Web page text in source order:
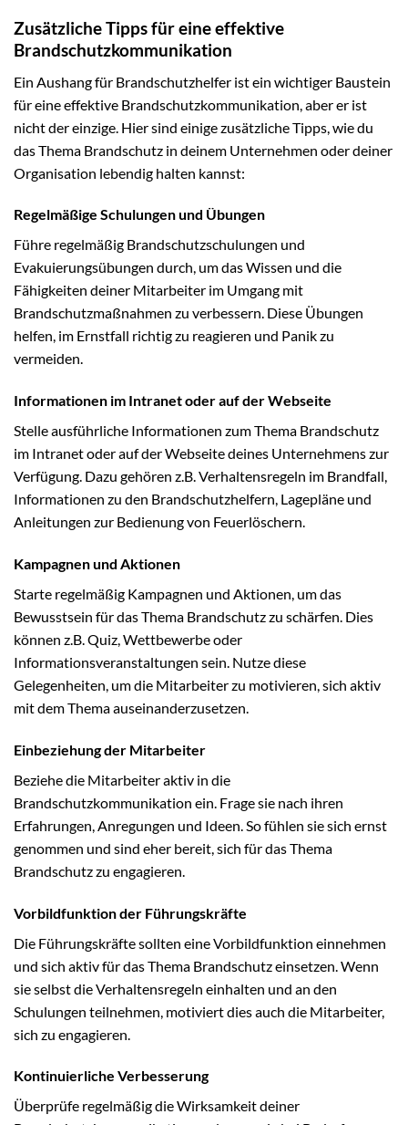
Zusätzliche Tipps für eine effektive
Brandschutzkommunikation
Ein Aushang für Brandschutzhelfer ist ein wichtiger Baustein
für eine effektive Brandschutzkommunikation, aber er ist
nicht der einzige. Hier sind einige zusätzliche Tipps, wie du
das Thema Brandschutz in deinem Unternehmen oder deiner
Organisation lebendig halten kannst:
Regelmäßige Schulungen und Übungen
Führe regelmäßig Brandschutzschulungen und
Evakuierungsübungen durch, um das Wissen und die
Fähigkeiten deiner Mitarbeiter im Umgang mit
Brandschutzmaßnahmen zu verbessern. Diese Übungen
helfen, im Ernstfall richtig zu reagieren und Panik zu
vermeiden.
Informationen im Intranet oder auf der Webseite
Stelle ausführliche Informationen zum Thema Brandschutz
im Intranet oder auf der Webseite deines Unternehmens zur
Verfügung. Dazu gehören z.B. Verhaltensregeln im Brandfall,
Informationen zu den Brandschutzhelfern, Lagepläne und
Anleitungen zur Bedienung von Feuerlöschern.
Kampagnen und Aktionen
Starte regelmäßig Kampagnen und Aktionen, um das
Bewusstsein für das Thema Brandschutz zu schärfen. Dies
können z.B. Quiz, Wettbewerbe oder
Informationsveranstaltungen sein. Nutze diese
Gelegenheiten, um die Mitarbeiter zu motivieren, sich aktiv
mit dem Thema auseinanderzusetzen.
Einbeziehung der Mitarbeiter
Beziehe die Mitarbeiter aktiv in die
Brandschutzkommunikation ein. Frage sie nach ihren
Erfahrungen, Anregungen und Ideen. So fühlen sie sich ernst
genommen und sind eher bereit, sich für das Thema
Brandschutz zu engagieren.
Vorbildfunktion der Führungskräfte
Die Führungskräfte sollten eine Vorbildfunktion einnehmen
und sich aktiv für das Thema Brandschutz einsetzen. Wenn
sie selbst die Verhaltensregeln einhalten und an den
Schulungen teilnehmen, motiviert dies auch die Mitarbeiter,
sich zu engagieren.
Kontinuierliche Verbesserung
Überprüfe regelmäßig die Wirksamkeit deiner